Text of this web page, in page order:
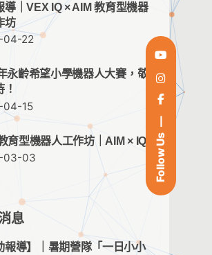
Follow Us
導｜VEX IQ × AIM 教育型機器
坊
04-22
永齡希望小學機器人大賽，敬
04-15
育型機器人工作坊｜AIM × IQ
03-03
息
報導】｜暑期營隊「一日小小